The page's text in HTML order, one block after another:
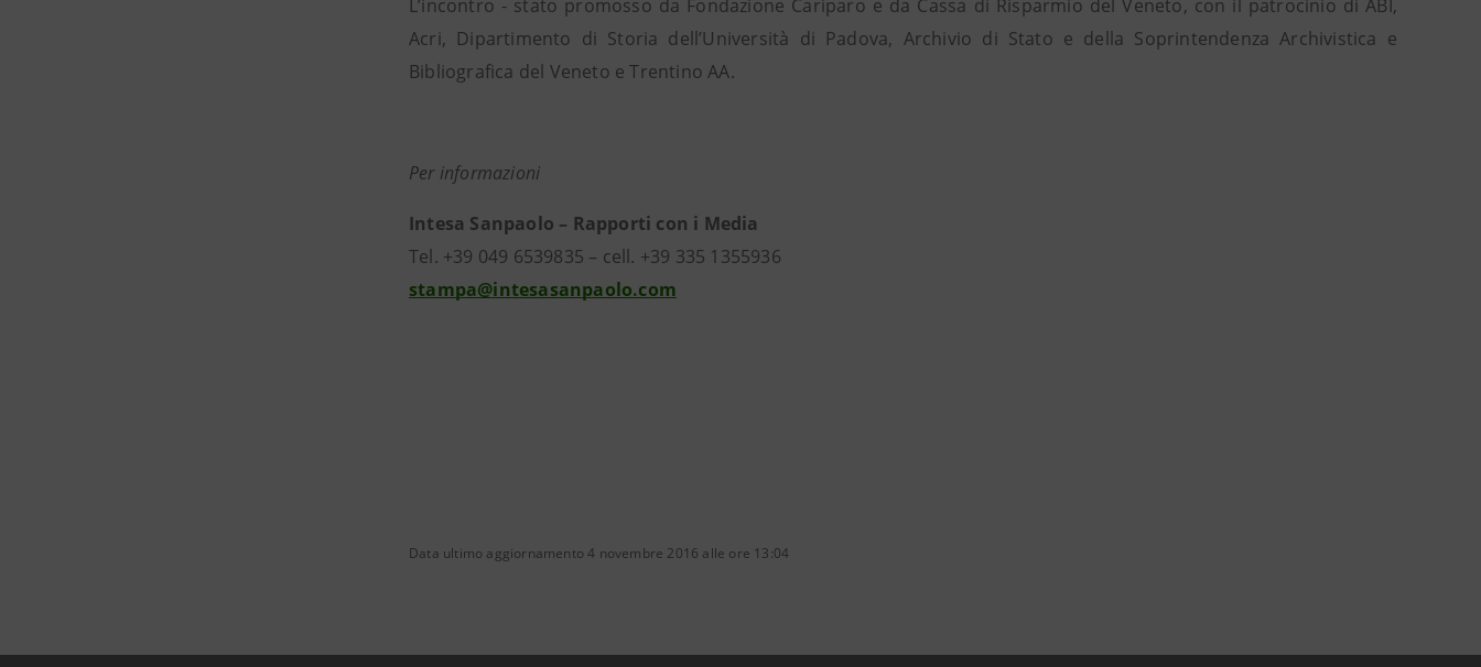
L’incontro - stato promosso da Fondazione Cariparo e da Cassa di Risparmio del Veneto, con il patrocinio di ABI,
Acri, Dipartimento di Storia dell’Università di Padova, Archivio di Stato e della Soprintendenza Archivistica e
Bibliografica del Veneto e Trentino AA.
Per informazioni
Intesa Sanpaolo – Rapporti con i Media
Tel. +39 049 6539835 – cell. +39 335 1355936
stampa@intesasanpaolo.com
Data ultimo aggiornamento 4 novembre 2016 alle ore 13:04